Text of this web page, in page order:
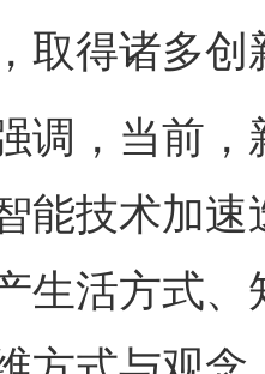
取得诸多创
，当前，
能技术加
生活方式